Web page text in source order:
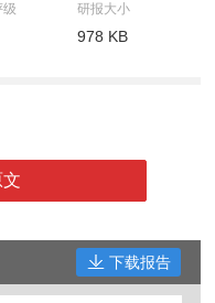
级 研报大小
978 KB
下载报告